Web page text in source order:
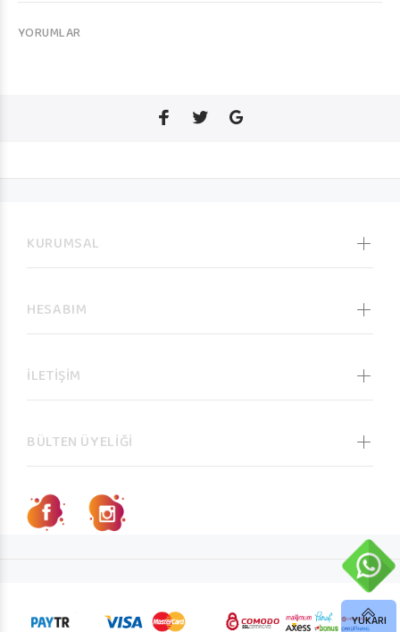
YORUMLAR
KURUMSAL
HESABIM
İLETİŞİM
BÜLTEN ÜYELİĞİ
YUKARI